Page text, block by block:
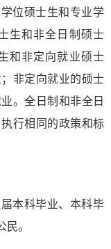
位硕士生和专业学
生和非全日制硕士
和非定向就业硕士
非定向就业的硕士
。全日制和非全日
行相同的政策和标
本科毕业、本科毕
。